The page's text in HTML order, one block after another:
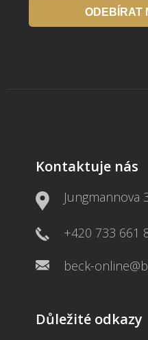
ODEBÍRAT
Kontaktuje nás
Jungmannova
+420 733 661
beck-
Důležité odkazy